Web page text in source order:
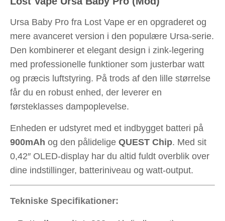
Ursa Baby Pro fra Lost Vape er en opgraderet og
mere avanceret version i den populære Ursa-serie.
Den kombinerer et elegant design i zink-legering
med professionelle funktioner som justerbar watt
og præcis luftstyring. På trods af den lille størrelse
får du en robust enhed, der leverer en
førsteklasses dampoplevelse.
Enheden er udstyret med et indbygget batteri på
900mAh og den pålidelige QUEST Chip. Med sit
0,42″ OLED-display har du altid fuldt overblik over
dine indstillinger, batteriniveau og watt-output.
Tekniske Specifikationer: